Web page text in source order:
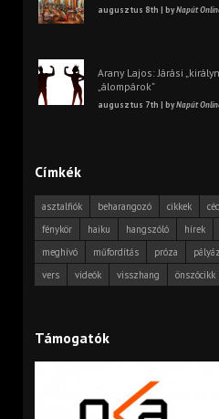
augusztus 8th | byNapút
Arany Lajos: Járási
„álompárok”
augusztus 7th | byNapút
Címkék
asztalfiók beharangozó cikkek
fénykör
haiku hangszóló hírek
meghívó
műfordítás próza
vers
videók visszhang önszócikk
Támogatók